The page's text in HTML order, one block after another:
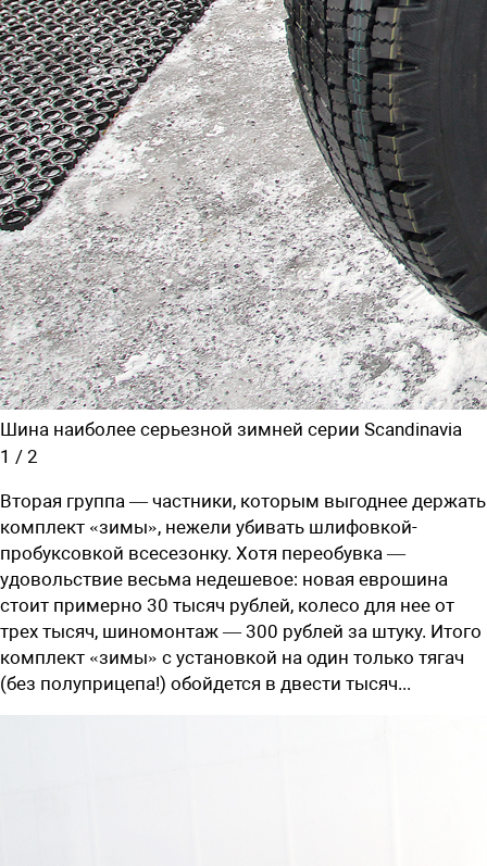
Шина наиболее серьезной зимней серии Scandinavia
1 / 2
Вторая группа — частники, которым выгоднее держать
комплект «зимы», нежели убивать шлифовкой-
пробуксовкой всесезонку. Хотя переобувка —
удовольствие весьма недешевое: новая еврошина
стоит примерно 30 тысяч рублей, колесо для нее от
трех тысяч, шиномонтаж — 300 рублей за штуку. Итого
комплект «зимы» с установкой на один только тягач
(без полуприцепа!) обойдется в двести тысяч...